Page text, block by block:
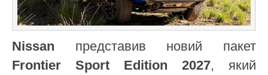
Nissan представив новий пакет
Frontier Sport Edition 2027, який